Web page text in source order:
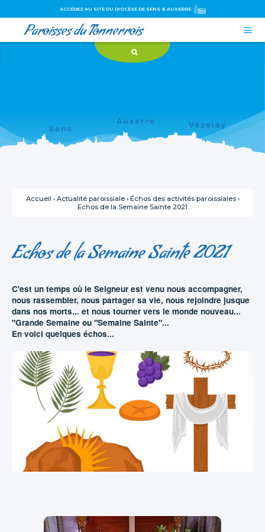
contenu.
ACCÉDEZ AU SITE DU DIOCÈSE DE SENS & AUXERRE
Paroisses du Tonnerrois 
Accueil › Actualité paroissiale › Échos des activités paroissiales ›
Echos de la Semaine Sainte 2021
Echos de la Semaine Sainte 2021
C'est un temps où le Seigneur est venu nous accompagner,
nous rassembler, nous partager sa vie, nous rejoindre jusque
dans nos morts... et nous tourner vers le monde nouveau...
"Grande Semaine ou "Semaine Sainte"...
En voici quelques échos...